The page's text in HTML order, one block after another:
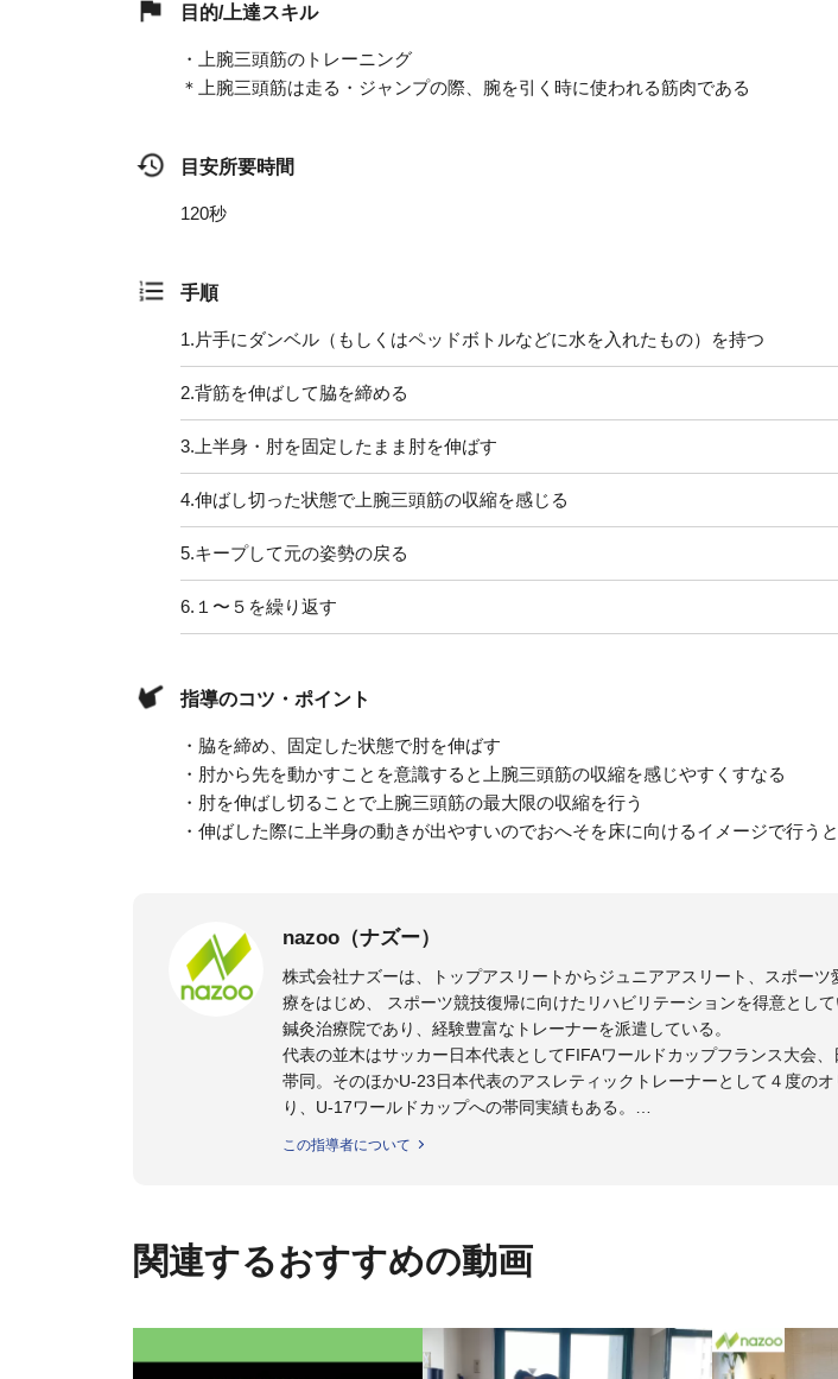
目的/上達スキル
・上腕三頭筋のトレーニング
＊上腕三頭筋は走る・ジャンプの際、腕を引く時に使われる筋肉である
目安所要時間
120秒
手順
1. 片手にダンベル（もしくはペッドボトルなどに水を入れたもの）を持つ
2.背筋を伸ばして脇を締める
3. 上半身・肘を固定したまま肘を伸ばす
4.伸ばし切った状態で上腕三頭筋の収縮を感じる
5.キープして元の姿勢の戻る
6. １〜５を繰り返す
指導のコツ・ポイント
・脇を締め、固定した状態で肘を伸ばす
・肘から先を動かすことを意識すると上腕三頭筋の収縮を感じやすくすなる
・肘を伸ばし切ることで上腕三頭筋の最大限の収縮を行う
・伸ばした際に上半身の動きが出やすいのでおへそを床に向けるイメージで行う
nazoo（ナズー）
株式会社ナズーは、トップアスリートからジュニアアスリート、スポー
療をはじめ、 スポーツ競技復帰に向けたリハビリテーションを得意とし
鍼灸治療院であり、経験豊富なトレーナーを派遣している。
代表の並木はサッカー日本代表としてFIFAワールドカップフランス大会
帯同。そのほかU-23日本代表のアスレティックトレーナーとして４度の
り、U-17ワールドカップへの帯同実績もある。
「一人一人の健康な人生をサポートする」を企業理念として掲げ、世の中
この指導者について
関連するおすすめの動画